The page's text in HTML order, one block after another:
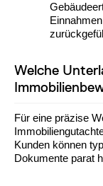
Welche
Für eine präzise
Kunden können
Dokumente parat